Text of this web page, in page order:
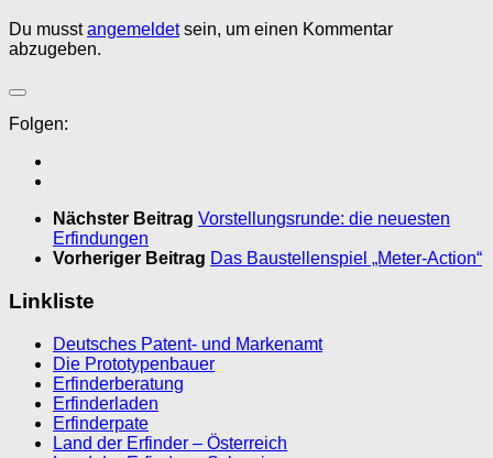
Du musstangemeldetsein, um einen Kommentar
abzugeben.
Folgen:
Nächster Beitrag Vorstellungsrunde: die neuesten
Erfindungen
Vorheriger Beitrag Das Baustellenspiel „Meter-Action“
Linkliste
Deutsches Patent- und Markenamt
Die Prototypenbauer
Erfinderberatung
Erfinderladen
Erfinderpate
Land der Erfinder – Österreich